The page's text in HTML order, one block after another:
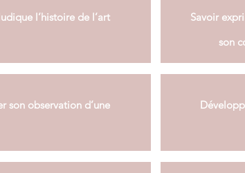
l’histoire de l’art
son observation d’une
Savoir
son